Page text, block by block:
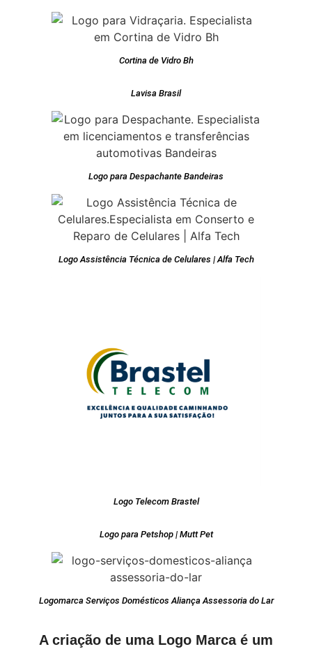
Cortina de Vidro Bh
Lavisa Brasil
Logo para Despachante Bandeiras
Logo Assistência Técnica de Celulares | Alfa Tech
Logo Telecom Brastel
Logo para Petshop | Mutt Pet
Logomarca Serviços Domésticos Aliança Assessoria do Lar
A criação de uma Logo Marca é um